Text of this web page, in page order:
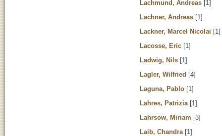
Lachmund, Andreas [1]
Lachner, Andreas [1]
Lackner, Marcel Nicolai [1]
Lacosse, Eric [1]
Ladwig, Nils [1]
Lagler, Wilfried [4]
Laguna, Pablo [1]
Lahres, Patrizia [1]
Lahrsow, Miriam [3]
Laib, Chandra [1]